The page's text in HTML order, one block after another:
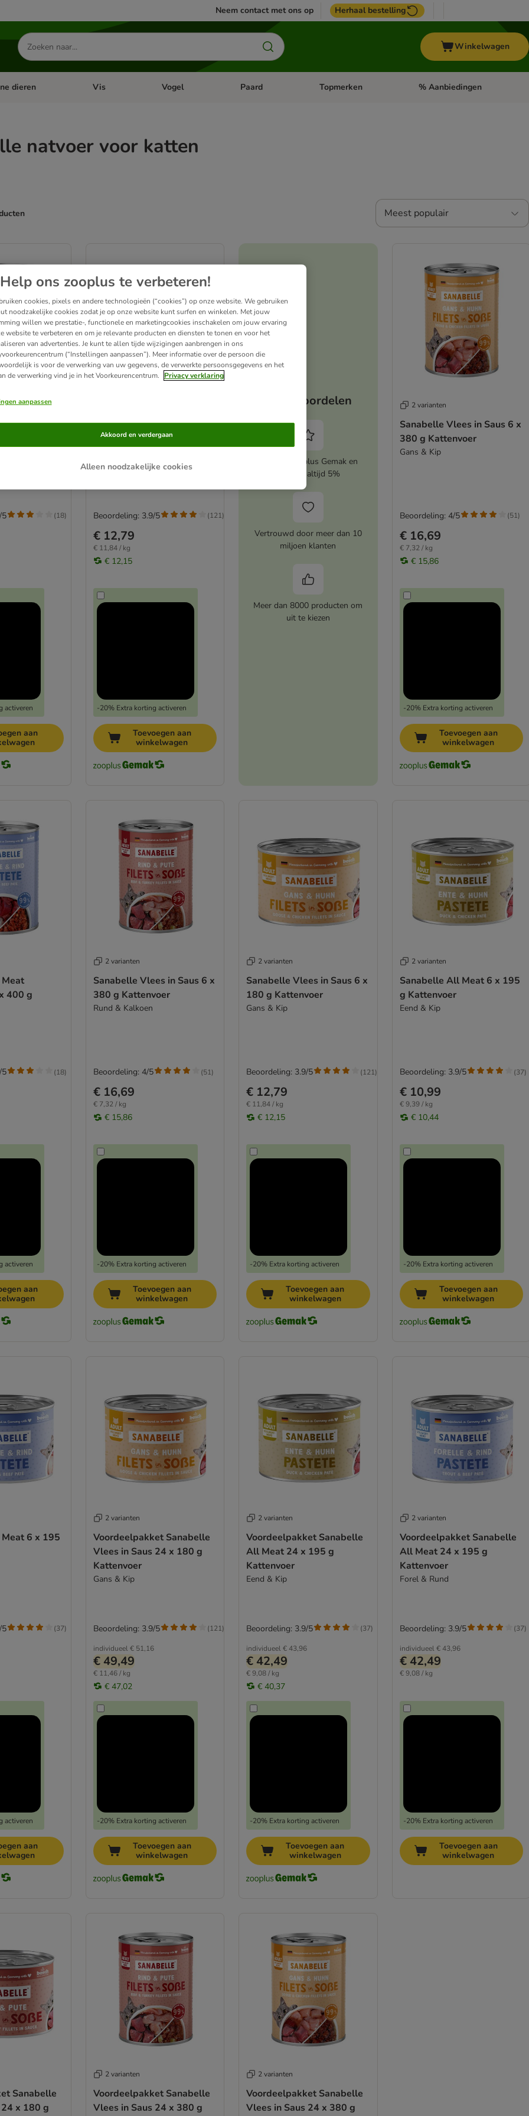
Neem contact met ons op Herhaal bestelling
Zoeken
naar
producten
Winkelwagen
categorie menu: Apotheek
dieren Open categorie menu: Kleine dieren
Vis Open categorie menu: Vis
Vogel Open categorie menu: Vogel
Paard Open categorie menu: Paard
Topmerken Open categorie menu:
% Aanbiedingen
natvoer voor katten
Meest populair
400 g
activeren
5 (18)
aan
Sanabelle Vlees in Saus 6 x
180 g Kattenvoer
€ 12,79
€ 11,84 / kg
€ 12,15
-20% Extra korting activeren
Beoordeling: 3.9/5 (121)
Toevoegen aan
winkelwagen
Jouw voordelen
Activeer zooplus Gemak en
bespaar altijd 5%
Vertrouwd door meer dan 10
miljoen klanten
Meer dan 8000 producten om
uit te kiezen
2 varianten
Sanabelle Vlees in Saus 6 x
380 g Kattenvoer
Gans & Kip
€ 16,69
€ 7,32 / kg
€ 15,86
-20% Extra korting activeren
Beoordeling: 4/5 (51)
Toevoegen aan
winkelwagen
400 g
activeren
5 (18)
aan
2 varianten
Sanabelle Vlees in Saus 6 x
380 g Kattenvoer
Rund & Kalkoen
€ 16,69
€ 7,32 / kg
€ 15,86
-20% Extra korting activeren
Beoordeling: 4/5 (51)
Toevoegen aan
winkelwagen
2 varianten
Sanabelle Vlees in Saus 6 x
180 g Kattenvoer
Gans & Kip
€ 12,79
€ 11,84 / kg
€ 12,15
-20% Extra korting activeren
Beoordeling: 3.9/5 (121)
Toevoegen aan
winkelwagen
2 varianten
Sanabelle All Meat 6 x 195
g Kattenvoer
Eend & Kip
€ 10,99
€ 9,39 / kg
€ 10,44
-20% Extra korting activeren
Beoordeling: 3.9/5 (37)
Toevoegen aan
winkelwagen
6 x 195
activeren
5 (37)
aan
2 varianten
Voordeelpakket Sanabelle
Vlees in Saus 24 x 180 g
Kattenvoer
Gans & Kip
individueel € 51,16
€ 49,49
€ 11,46 / kg
€ 47,02
-20% Extra korting activeren
Beoordeling: 3.9/5 (121)
Toevoegen aan
winkelwagen
2 varianten
Voordeelpakket Sanabelle
All Meat 24 x 195 g
Kattenvoer
Eend & Kip
individueel€ 43,96
€ 42,49
€ 9,08 / kg
€ 40,37
-20% Extra korting activeren
Beoordeling: 3.9/5 (37)
Toevoegen aan
winkelwagen
2 varianten
Voordeelpakket Sanabelle
All Meat 24 x 195 g
Kattenvoer
Forel & Rund
individueel € 43,96
€ 42,49
€ 9,08 / kg
-20% Extra korting activeren
Beoordeling: 3.9/5 (37)
Toevoegen aan
winkelwagen
Sanabelle
x 180 g
2 varianten
Voordeelpakket Sanabelle
Vlees in Saus 24 x 380 g
2 varianten
Voordeelpakket Sanabelle
Vlees in Saus 24 x 380 g
Help ons zooplus te verbeteren!
cookies, pixels en andere technologieën (“cookies”) op onze website. We gebruiken
noodzakelijke cookies zodat je op onze website kunt surfen en winkelen. Met jouw
willen we prestatie-, functionele en marketingcookies inschakelen om jouw ervaring
website te verbeteren en om je relevante producten en diensten te tonen en voor het
van advertenties. Je kunt te allen tijde wijzigingen aanbrengen in ons
(“Instellingen aanpassen”). Meer informatie over de persoon die
is voor de verwerking van uw gegevens, de verwerkte persoonsgegevens en het
de verwerking vind je in het Voorkeurencentrum.
Privacy verklaring
aanpassen
Alleen noodzakelijke cookies
Akkoord en verdergaan